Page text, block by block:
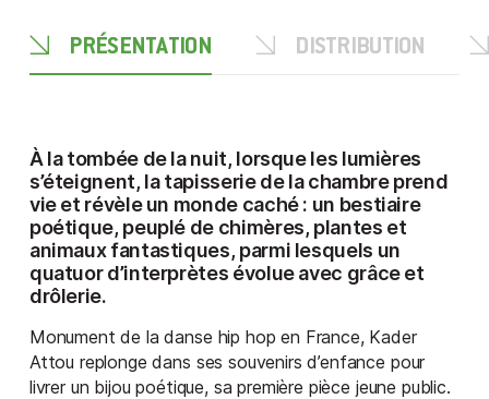
PRÉSENTATION DISTRIBUTION
À la tombée de la nuit, lorsque les lumières
s’éteignent, la tapisserie de la chambre prend
vie et révèle un monde caché : un bestiaire
poétique, peuplé de chimères, plantes et
animaux fantastiques, parmi lesquels un
quatuor d’interprètes évolue avec grâce et
drôlerie.
Monument de la danse hip hop en France, Kader
Attou replonge dans ses souvenirs d’enfance pour
livrer un bijou poétique, sa première pièce jeune public.